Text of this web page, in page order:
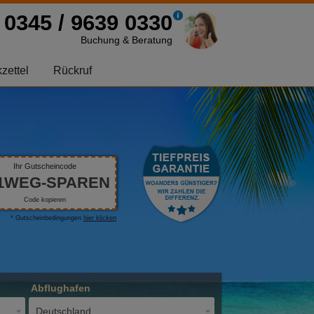
0345 / 9639 0330
Buchung & Beratung
Rückruf
Ihr Gutscheincode
SPAREN
Code kopieren
* Gutscheinbedingungen hier klicken
Abflughafen
Deutschland